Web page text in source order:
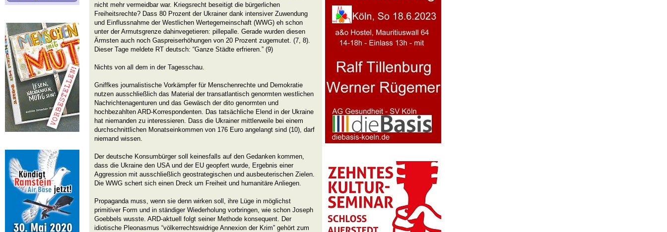
nicht mehr vermeidbar war. Kriegsrecht beseitigt die bürgerlichen
Freiheitsrechte? Dass 80 Prozent der Ukrainer dank intensiver Zuwendung
und Einflussnahme der Westlichen Wertegemeinschaft (WWG) eh schon
unter der Armutsgrenze dahinvegetieren: pillepalle. Gerade wurden diesen
Ärmsten auch noch Gaspreiserhöhungen von 20 Prozent zugemutet. (7, 8).
Dieser Tage meldete RT deutsch: “Ganze Städte erfrieren.” (9)
Nichts von all dem in der Tagesschau.
Gniffkes journalistische Vorkämpfer für Menschenrechte und Demokratie
nutzen ausschließlich das Material der transatlantisch genormten westlichen
Nachrichtenagenturen und das Gewäsch der dito genormten und
hochbezahlten ARD-Korrespondenten. Das tatsächliche Elend in der Ukraine
hat niemanden zu interessieren. Dass die Ukrainer mittlerweile bei einem
durchschnittlichen Monatseinkommen von 176 Euro angelangt sind (10), darf
niemand wissen.
Der deutsche Konsumbürger soll keinesfalls auf den Gedanken kommen,
dass die Ukraine den USA und der EU geopfert wurde, Ergebnis einer
Aggression mit ausschließlich geostrategischen und ausbeuterischen Zielen.
Die WWG schert sich einen Dreck um Freiheit und humanitäre Anliegen.
Propaganda muss, wenn sie denn wirken soll, ihre Lüge in möglichst
primitiver Form und in ständiger Wiederholung vorbringen, wie schon Joseph
Goebbels wusste. ARD-aktuell folgt seiner Methode konsequent. Der
idiotische Pleonasmus “völkerrechtswidrige Annexion der Krim” gehört zum